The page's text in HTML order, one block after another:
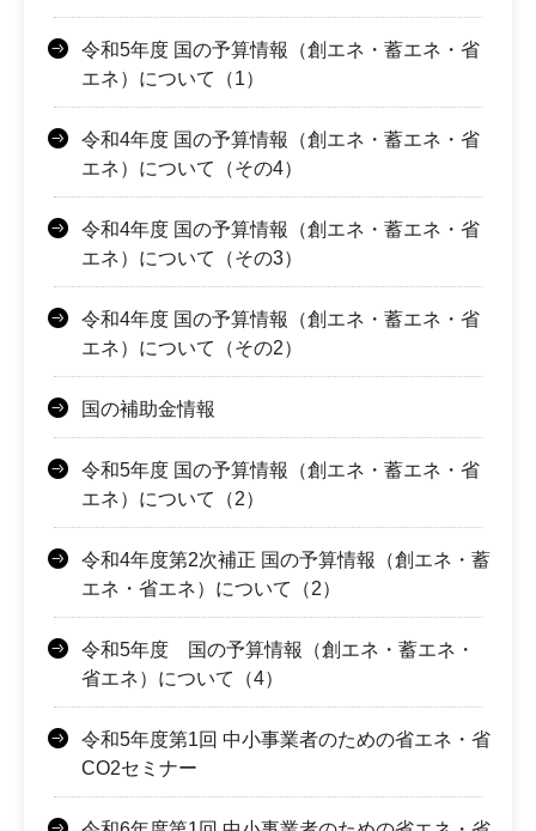
令和5年度 国の予算情報（創エネ・蓄エネ・省
エネ）について（1）
令和4年度 国の予算情報（創エネ・蓄エネ・省
エネ）について（その4）
令和4年度 国の予算情報（創エネ・蓄エネ・省
エネ）について（その3）
令和4年度 国の予算情報（創エネ・蓄エネ・省
エネ）について（その2）
国の補助金情報
令和5年度 国の予算情報（創エネ・蓄エネ・省
エネ）について（2）
令和4年度第2次補正 国の予算情報（創エネ・蓄
エネ・省エネ）について（2）
令和5年度 国の予算情報（創エネ・蓄エネ・
省エネ）について（4）
令和5年度第1回 中小事業者のための省エネ・省
CO2セミナー